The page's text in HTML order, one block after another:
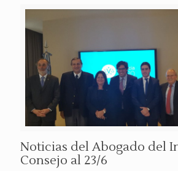
Noticias del Abogado del
Consejo al 23/6